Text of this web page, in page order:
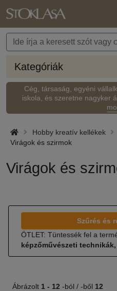
Kategóriák
Cég, társaság, egyéni
iskola, és szeretne nagyker
Hobby kreatív kellékek
Virágok és szirmok
Virágok és
Szűrés és
ÖTLET: Tüntessék fel a
képzőművészeti
Ábrázolt 1 - 12 -ból / -ből 12